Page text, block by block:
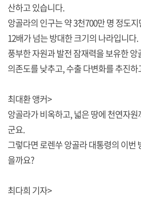
산하고 있습니다.
앙골라의 인구는 약 3천700만 명 정도
12배가 넘는 방대한 크기의 나라입니다.
풍부한 자원과 발전 잠재력을 보유한
의존도를 낮추고, 수출 다변화를 추진
최대환 앵커>
앙골라가 비옥하고, 넓은 땅에 천연자
군요.
그렇다면 로렌쑤 앙골라 대통령의 이번
을까요?
최다희 기자>